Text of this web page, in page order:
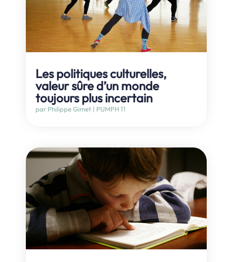
Les politiques culturelles,
valeur sûre d’un monde
toujours plus incertain
par Philippe Gimet | PUMPH 11